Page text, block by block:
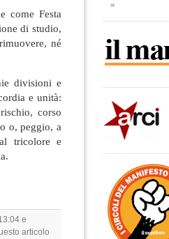
come Festa
di studio,
né
divisioni e
e unità:
corso
o, peggio, a
tricolore e
e
articolo